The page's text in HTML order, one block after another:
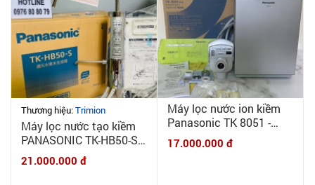
Thương hiệu:Trimion
Máy lọc nước tạo kiềm
PANASONIC TK-HB50-S
nội địa Nhật - New 100%
21.000.000 đ
Máy lọc nước ion kiềm
Panasonic TK 8051 -
New 100%
17.000.000 đ